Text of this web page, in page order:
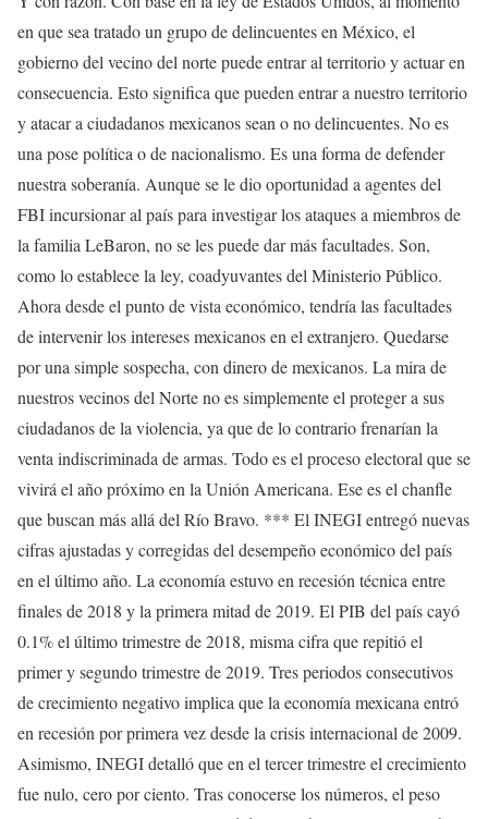
en que sea tratado un grupo de delincuentes en México, el
gobierno del vecino del norte puede entrar al territorio y actuar en
consecuencia. Esto significa que pueden entrar a nuestro territorio
y atacar a ciudadanos mexicanos sean o no delincuentes. No es
una pose política o de nacionalismo. Es una forma de defender
nuestra soberanía. Aunque se le dio oportunidad a agentes del
FBI incursionar al país para investigar los ataques a miembros de
la familia LeBaron, no se les puede dar más facultades. Son,
como lo establece la ley, coadyuvantes del Ministerio Público.
Ahora desde el punto de vista económico, tendría las facultades
de intervenir los intereses mexicanos en el extranjero. Quedarse
por una simple sospecha, con dinero de mexicanos. La mira de
nuestros vecinos del Norte no es simplemente el proteger a sus
ciudadanos de la violencia, ya que de lo contrario frenarían la
venta indiscriminada de armas. Todo es el proceso electoral que se
vivirá el año próximo en la Unión Americana. Ese es el chanfle
que buscan más allá del Río Bravo. *** El INEGI entregó nuevas
cifras ajustadas y corregidas del desempeño económico del país
en el último año. La economía estuvo en recesión técnica entre
finales de 2018 y la primera mitad de 2019. El PIB del país cayó
0.1% el último trimestre de 2018, misma cifra que repitió el
primer y segundo trimestre de 2019. Tres periodos consecutivos
de crecimiento negativo implica que la economía mexicana entró
en recesión por primera vez desde la crisis internacional de 2009.
Asimismo, INEGI detalló que en el tercer trimestre el crecimiento
fue nulo, cero por ciento. Tras conocerse los números, el peso